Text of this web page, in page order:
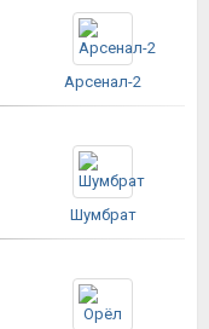
Арсенал-2
Шумбрат